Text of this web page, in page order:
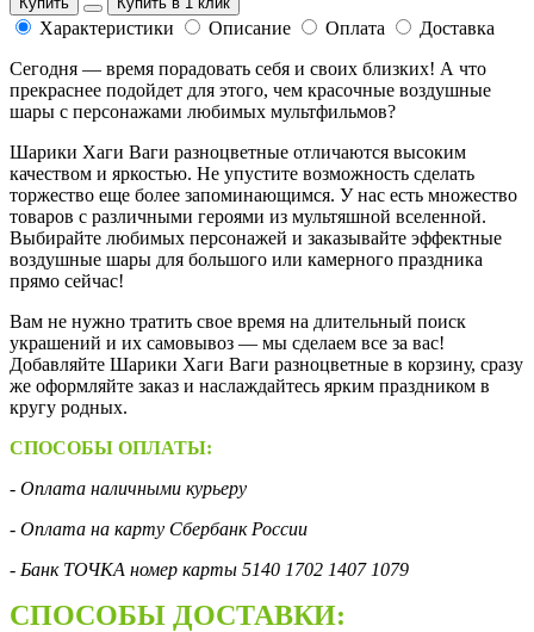
Характеристики Описание Оплата
Доставка
Сегодня — время порадовать себя и своих близких! А что
прекраснее подойдет для этого, чем красочные воздушные
шары с персонажами любимых мультфильмов?
Шарики Хаги Ваги разноцветные отличаются высоким
качеством и яркостью. Не упустите возможность сделать
торжество еще более запоминающимся. У нас есть множество
товаров с различными героями из мультяшной вселенной.
Выбирайте любимых персонажей и заказывайте эффектные
воздушные шары для большого или камерного праздника
прямо сейчас!
Вам не нужно тратить свое время на длительный поиск
украшений и их самовывоз — мы сделаем все за вас!
Добавляйте Шарики Хаги Ваги разноцветные в корзину, сразу
же оформляйте заказ и наслаждайтесь ярким праздником в
кругу родных.
СПОСОБЫ ОПЛАТЫ:
- Оплата наличными курьеру
- Оплата на карту Сбербанк России
- Банк ТОЧКА номер карты 5140 1702 1407 1079
СПОСОБЫ ДОСТАВКИ: